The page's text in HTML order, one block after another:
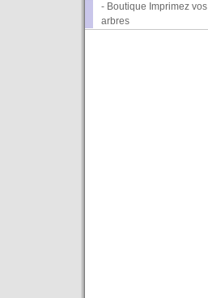
- Boutique Imprimez vos
arbres